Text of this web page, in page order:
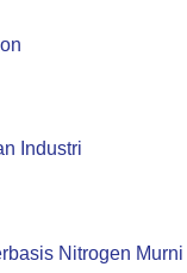
Industri
Nitrogen Murni